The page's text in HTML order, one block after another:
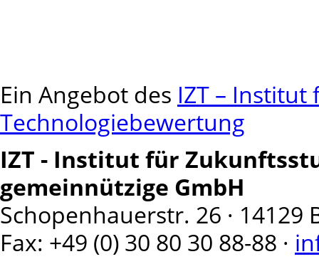
Ein Angebot des IZT –
Technologiebewertung
IZT - Institut für
gemeinnützige GmbH
Schopenhauerstr. 26 · 14129
Fax: +49 (0) 30 80 30 88-88 ·